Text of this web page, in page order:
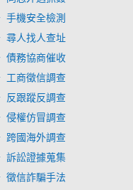
手機安全檢測
尋人找人查址
債務協商催收
工商徵信調查
反跟蹤反調查
侵權仿冒調查
跨國海外調查
訴訟證據蒐集
徵信詐騙手法